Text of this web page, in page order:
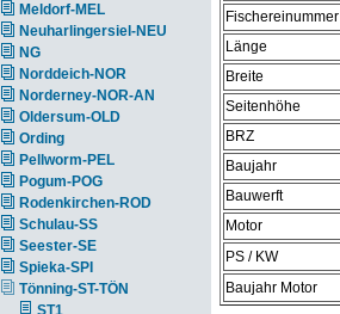
Meldorf-MEL
Neuharlingersiel-NEU
NG
Norddeich-NOR
Norderney-NOR-AN
Oldersum-OLD
Ording
Pellworm-PEL
Pogum-POG
Rodenkirchen-ROD
Schulau-SS
Seester-SE
Spieka-SPI
Tönning-ST-TÖN
ST1
Fischereinummer
Länge
Breite
Seitenhöhe
BRZ
Baujahr
Bauwerft
Motor
PS / KW
Baujahr Motor